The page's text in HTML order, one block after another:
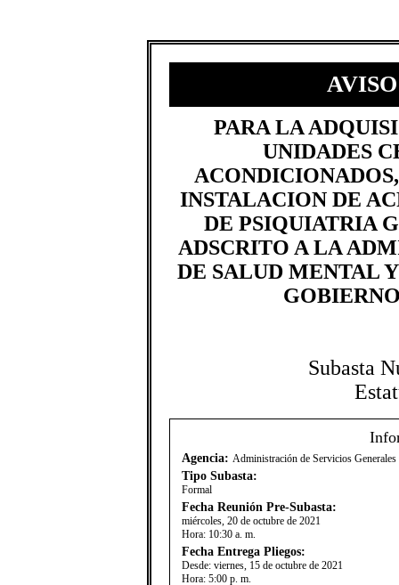
​PARA LA
UNIDADES
INSTALACION DE
DE PSIQUIATRIA
ADSCRITO A LA
DE SALUD MENTAL
Subasta
Agencia: Administración de Servicios
Tipo Subasta:
Formal
Fecha Reunión Pre-Subasta:
miércoles, 20 de octubre de 2021
Hora: 10:30 a. m.
Fecha Entrega Pliegos:
Desde: viernes, 15 de octubre de 2021
Hora: 5:00 p. m.